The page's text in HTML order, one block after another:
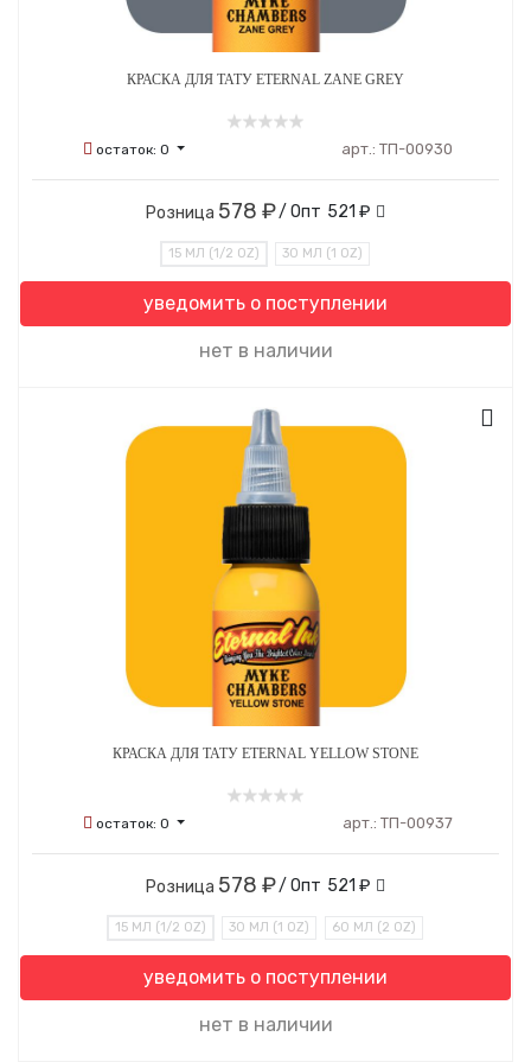
КРАСКА ДЛЯ ТАТУ ETERNAL ZANE GREY
остаток: 0 арт.: ТП-00930
Розница 578 ₽/ Опт 521 ₽
15 МЛ (1/2 OZ) 30 МЛ (1 OZ)
уведомить о поступлении
нет в наличии
КРАСКА ДЛЯ ТАТУ ETERNAL YELLOW STONE
остаток: 0 арт.: ТП-00937
Розница 578 ₽/ Опт 521 ₽
15 МЛ (1/2 OZ) 30 МЛ (1 OZ) 60 МЛ (2 OZ)
уведомить о поступлении
нет в наличии